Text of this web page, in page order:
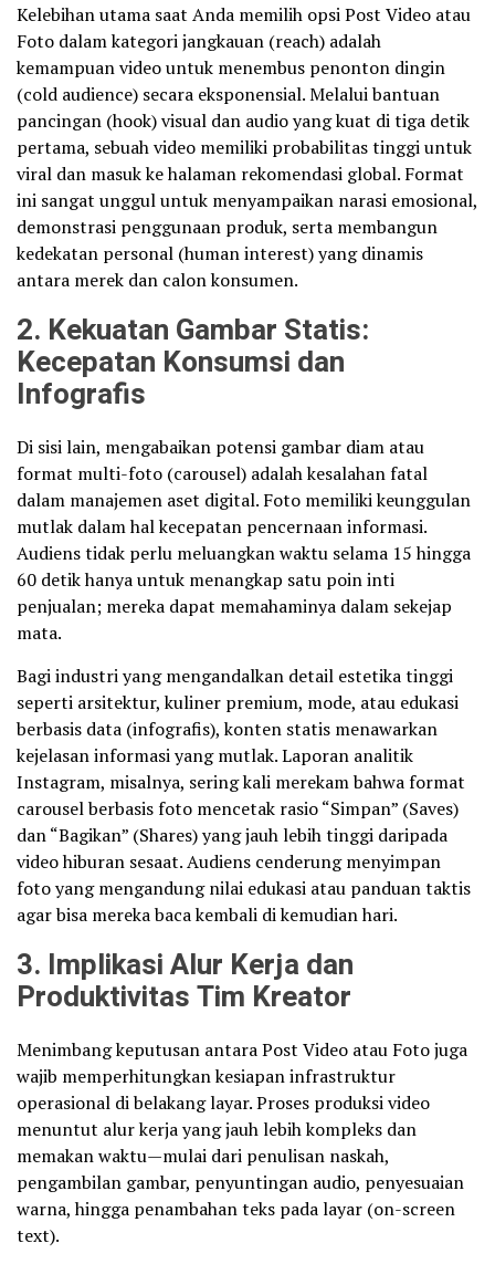
Kelebihan utama saat Anda memilih opsi Post Video atau
Foto dalam kategori jangkauan (reach) adalah
kemampuan video untuk menembus penonton dingin
(cold audience) secara eksponensial. Melalui bantuan
pancingan (hook) visual dan audio yang kuat di tiga detik
pertama, sebuah video memiliki probabilitas tinggi untuk
viral dan masuk ke halaman rekomendasi global. Format
ini sangat unggul untuk menyampaikan narasi emosional,
demonstrasi penggunaan produk, serta membangun
kedekatan personal (human interest) yang dinamis
antara merek dan calon konsumen.
2. Kekuatan Gambar Statis:
Kecepatan Konsumsi dan
Infografis
Di sisi lain, mengabaikan potensi gambar diam atau
format multi-foto (carousel) adalah kesalahan fatal
dalam manajemen aset digital. Foto memiliki keunggulan
mutlak dalam hal kecepatan pencernaan informasi.
Audiens tidak perlu meluangkan waktu selama 15 hingga
60 detik hanya untuk menangkap satu poin inti
penjualan; mereka dapat memahaminya dalam sekejap
mata.
Bagi industri yang mengandalkan detail estetika tinggi
seperti arsitektur, kuliner premium, mode, atau edukasi
berbasis data (infografis), konten statis menawarkan
kejelasan informasi yang mutlak. Laporan analitik
Instagram, misalnya, sering kali merekam bahwa format
carousel berbasis foto mencetak rasio “Simpan” (Saves)
dan “Bagikan” (Shares) yang jauh lebih tinggi daripada
video hiburan sesaat. Audiens cenderung menyimpan
foto yang mengandung nilai edukasi atau panduan taktis
agar bisa mereka baca kembali di kemudian hari.
3. Implikasi Alur Kerja dan
Produktivitas Tim Kreator
Menimbang keputusan antara Post Video atau Foto juga
wajib memperhitungkan kesiapan infrastruktur
operasional di belakang layar. Proses produksi video
menuntut alur kerja yang jauh lebih kompleks dan
memakan waktu—mulai dari penulisan naskah,
pengambilan gambar, penyuntingan audio, penyesuaian
warna, hingga penambahan teks pada layar (on-screen
text).